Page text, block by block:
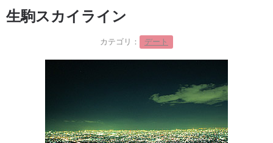
生駒スカイライン
カテゴリ： デート